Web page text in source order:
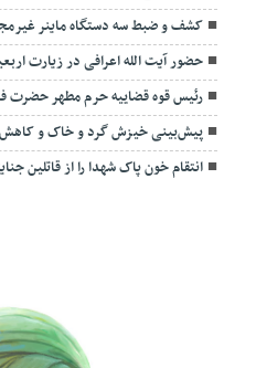
کشف و ضبط سه دستگاه ماینر
حضور آیت الله اعرافی در زیارت
رئیس قوه قضاییه حرم مطهر حضرت
پیش‌بینی خیزش گرد و خاک و کاهش
انتقام خون پاک شهدا را از قاتلین